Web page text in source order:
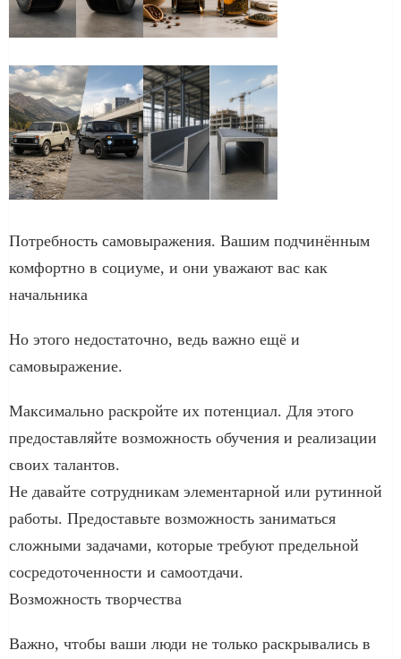
Потребность самовыражения. Вашим подчинённым
комфортно в социуме, и они уважают вас как
начальника
Но этого недостаточно, ведь важно ещё и
самовыражение.
Максимально раскройте их потенциал. Для этого
предоставляйте возможность обучения и реализации
своих талантов.
Не давайте сотрудникам элементарной или рутинной
работы. Предоставьте возможность заниматься
сложными задачами, которые требуют предельной
сосредоточенности и самоотдачи.
Возможность творчества
Важно, чтобы ваши люди не только раскрывались в